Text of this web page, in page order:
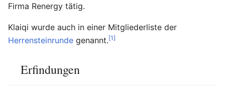
Firma Renergy tätig.
Klaiqi wurde auch in einer Mitgliederliste der
Herrensteinrunde genannt.[1]
Erfindungen